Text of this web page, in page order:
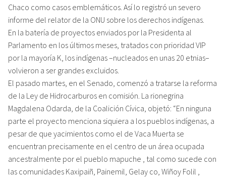
Chaco como casos emblemáticos. Así lo registró un severo
informe del relator de la ONU sobre los derechos indígenas.
En la batería de proyectos enviados por la Presidenta al
Parlamento en los últimos meses, tratados con prioridad VIP
por la mayoría K, los indígenas –nucleados en unas 20 etnias–
volvieron a ser grandes excluidos.
El pasado martes, en el Senado, comenzó a tratarse la reforma
de la Ley de Hidrocarburos en comisión. La rionegrina
Magdalena Odarda, de la Coalición Cívica, objetó: “En ninguna
parte el proyecto menciona siquiera a los pueblos indígenas, a
pesar de que yacimientos como el de Vaca Muerta se
encuentran precisamente en el centro de un área ocupada
ancestralmente por el pueblo mapuche , tal como sucede con
las comunidades Kaxipaiñ, Painemil, Gelay co, Wiñoy Folil ,